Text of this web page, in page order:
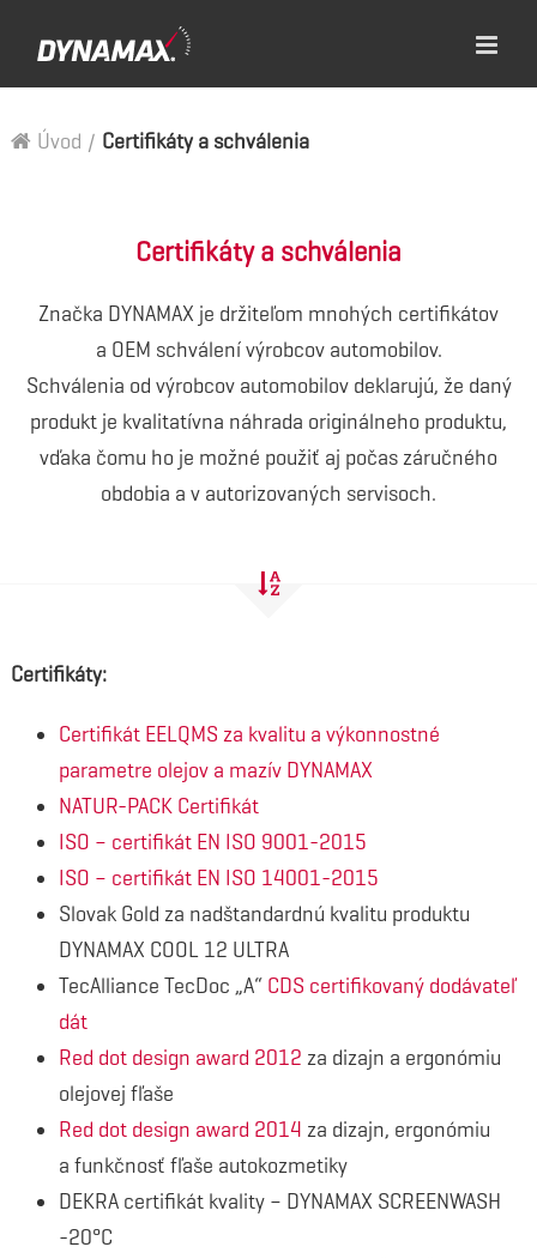
Úvod / Certifikáty a schválenia
Certifikáty a schválenia
Značka DYNAMAX je držiteľom mnohých certifikátov
a OEM schválení výrobcov automobilov.
Schválenia od výrobcov automobilov deklarujú, že daný
produkt je kvalitatívna náhrada originálneho produktu,
vďaka čomu ho je možné použiť aj počas záručného
obdobia a v autorizovaných servisoch.
Certifikáty:
Certifikát EELQMS za kvalitu a výkonnostné
parametre olejov a mazív DYNAMAX
NATUR-PACK Certifikát
ISO – certifikát EN ISO 9001-2015
ISO – certifikát EN ISO 14001-2015
Slovak Gold za nadštandardnú kvalitu produktu
DYNAMAX COOL 12 ULTRA
TecAlliance TecDoc „A“ CDS certifikovaný dodávateľ
dát
Red dot design award 2012 za dizajn a ergonómiu
olejovej fľaše
Red dot design award 2014 za dizajn, ergonómiu
a funkčnosť fľaše autokozmetiky
DEKRA certifikát kvality – DYNAMAX SCREENWASH
-20°C